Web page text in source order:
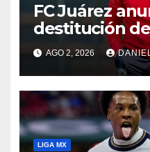
FC Juárez
destitución
AGO 2, 2026
LIGA MX